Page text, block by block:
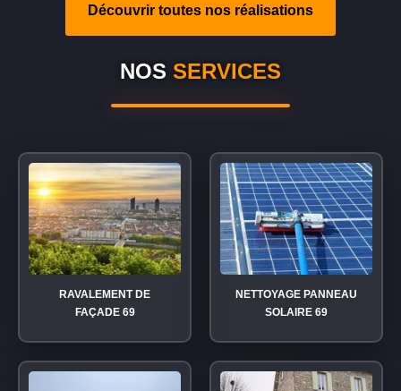
Découvrir toutes nos réalisations
NOS SERVICES
RAVALEMENT DE
FAÇADE 69
NETTOYAGE PANNEAU
SOLAIRE 69